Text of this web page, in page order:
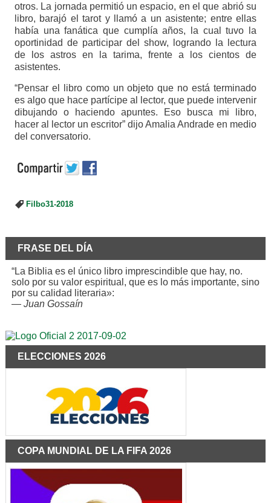
otros. La jornada permitió un espacio, en el que abrió su
libro, barajó el tarot y llamó a un asistente; entre ellas
había una fanática que cumplía años, la cual tuvo la
oportinidad de participar del show, logrando la lectura
de los astros en la tarima, frente a los cientos de
asistentes.
“Pensar el libro como un objeto que no está terminado
es algo que hace partícipe al lector, que puede intervenir
dibujando o haciendo apuntes. Eso busca mi libro,
hacer al lector un escritor” dijo Amalia Andrade en medio
del conversatorio.
Filbo31-2018
FRASE DEL DÍA
“La Biblia es el único libro imprescindible que hay, no.
solo por su valor espiritual, que es lo más importante, sino
por su calidad literaria»:
— Juan Gossaín
ELECCIONES 2026
COPA MUNDIAL DE LA FIFA 2026